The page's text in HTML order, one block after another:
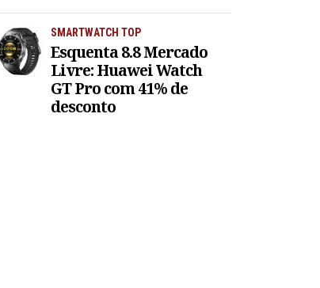
SMARTWATCH TOP
Esquenta 8.8 Mercado
Livre: Huawei Watch
GT Pro com 41% de
desconto